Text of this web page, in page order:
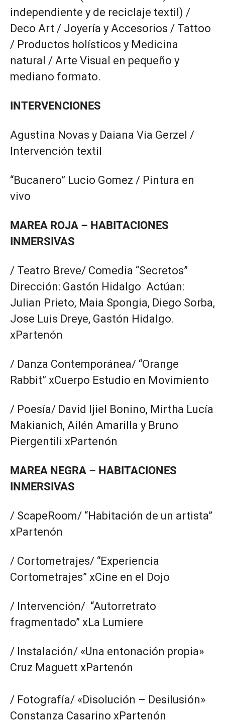
independiente y de reciclaje textil) /
Deco Art / Joyería y Accesorios / Tattoo
/ Productos holísticos y Medicina
natural / Arte Visual en pequeño y
mediano formato.
INTERVENCIONES
Agustina Novas y Daiana Via Gerzel /
Intervención textil
“Bucanero” Lucio Gomez / Pintura en
vivo
MAREA ROJA – HABITACIONES
INMERSIVAS
/ Teatro Breve/ Comedia “Secretos”
Dirección: Gastón Hidalgo Actúan:
Julian Prieto, Maia Spongia, Diego Sorba,
Jose Luis Dreye, Gastón Hidalgo.
xPartenón
/ Danza Contemporánea/ “Orange
Rabbit” xCuerpo Estudio en Movimiento
/ Poesía/ David Ijiel Bonino, Mirtha Lucía
Makianich, Ailén Amarilla y Bruno
Piergentili xPartenón
MAREA NEGRA – HABITACIONES
INMERSIVAS
/ ScapeRoom/ “Habitación de un artista”
xPartenón
/ Cortometrajes/ “Experiencia
Cortometrajes” xCine en el Dojo
/ Intervención/ “Autorretrato
fragmentado” xLa Lumiere
/ Instalación/ «Una entonación propia»
Cruz Maguett xPartenón
/ Fotografía/ «Disolución – Desilusión»
Constanza Casarino xPartenón